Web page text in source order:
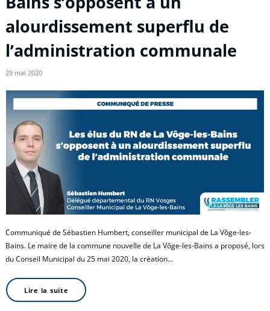
alourdissement superflu de
l’administration communale
29 mai 2020
Communiqué de Sébastien Humbert, conseiller municipal de La Vôge-les-
Bains. Le maire de la commune nouvelle de La Vôge-les-Bains a proposé, lors
du Conseil Municipal du 25 mai 2020, la création…
Lire la suite